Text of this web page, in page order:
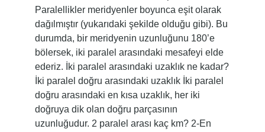
Paralellikler meridyenler boyunca eşit olarak
dağılmıştır (yukarıdaki şekilde olduğu gibi). Bu
durumda, bir meridyenin uzunluğunu 180’e
bölersek, iki paralel arasındaki mesafeyi elde
ederiz. İki paralel arasındaki uzaklık ne kadar?
İki paralel doğru arasındaki uzaklık İki paralel
doğru arasındaki en kısa uzaklık, her iki
doğruya dik olan doğru parçasının
uzunluğudur. 2 paralel arası kaç km? 2-En